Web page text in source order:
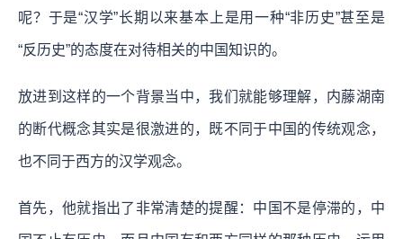
呢？于是“汉学”长期以来基本上是用一种“非历史”甚至是
“反历史”的态度在对待相关的中国知识的。
放进到这样的一个背景当中，我们就能够理解，内藤湖南
的断代概念其实是很激进的，既不同于中国的传统观念，
也不同于西方的汉学观念。
首先，他就指出了非常清楚的提醒： 中国不是停滞的，中